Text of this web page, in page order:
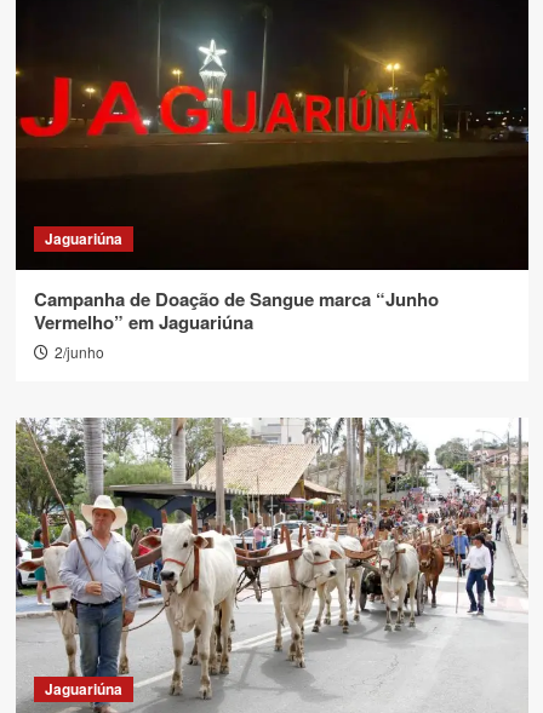
Jaguariúna
Campanha de Doação de Sangue marca “Junho
Vermelho” em Jaguariúna
2/junho
Jaguariúna